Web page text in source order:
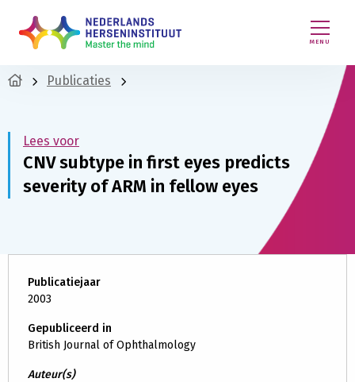
MENU
Publicaties
Lees voor
CNV subtype in first eyes predicts
severity of ARM in fellow eyes
Publicatiejaar
2003
Gepubliceerd in
British Journal of Ophthalmology
Auteur(s)